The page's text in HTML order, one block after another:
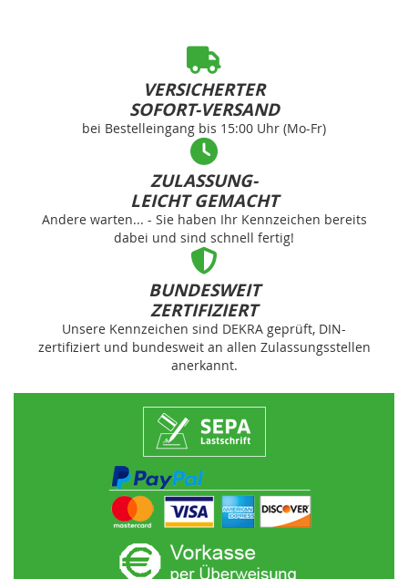
VERSICHERTER
SOFORT-VERSAND
bei Bestelleingang bis 15:00 Uhr (Mo-Fr)
ZULASSUNG-
LEICHT GEMACHT
Andere warten... - Sie haben Ihr Kennzeichen bereits
dabei und sind schnell fertig!
BUNDESWEIT
ZERTIFIZIERT
Unsere Kennzeichen sind DEKRA geprüft, DIN-
zertifiziert und bundesweit an allen Zulassungsstellen
anerkannt.